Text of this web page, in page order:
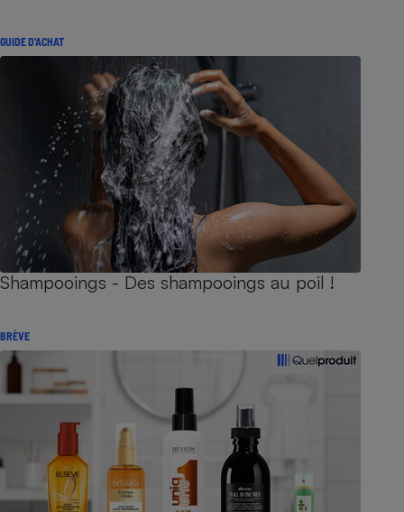
GUIDE D'ACHAT
Shampooings - Des shampooings au poil !
BRÈVE